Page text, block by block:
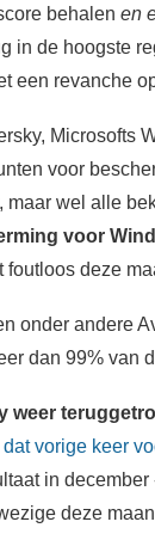
behalen en
in de hoogste
een revanche
Microsofts
voor
maar wel alle
voor
foutloos deze
onder andere
dan 99% van
weer
dat vorige keer
in
deze